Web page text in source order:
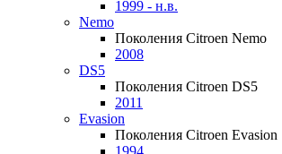
1999 - н.в.
Nemo
Поколения Citroen Nemo
2008
DS5
Поколения Citroen DS5
2011
Evasion
Поколения Citroen Evasion
1994